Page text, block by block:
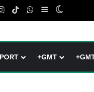
Instagram
TikTokWhatsApp
Sidebar
+GMT